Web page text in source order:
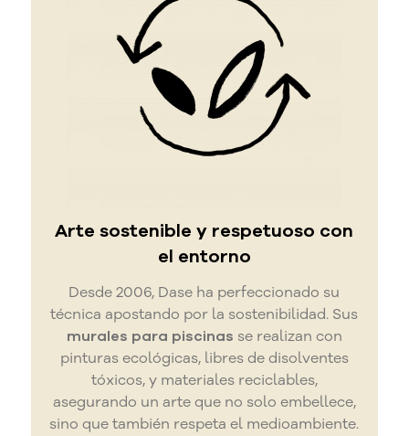
Arte sostenible y respetuoso con
el entorno
Desde 2006, Dase ha perfeccionado su
técnica apostando por la sostenibilidad. Sus
murales para piscinas se realizan con
pinturas ecológicas, libres de disolventes
tóxicos, y materiales reciclables,
asegurando un arte que no solo embellece,
sino que también respeta el medioambiente.